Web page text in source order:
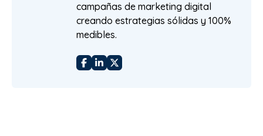
campañas de marketing digital
creando estrategias sólidas y 100%
medibles.